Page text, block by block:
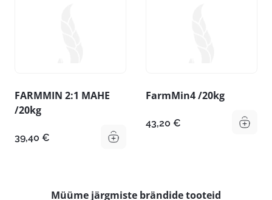
FARMMIN 2:1 MAHE
/20kg
39,40 €
FarmMin4 /20kg
43,20 €
Müüme järgmiste brändide tooteid